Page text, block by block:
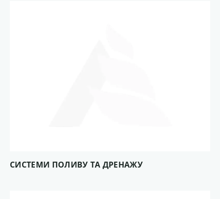
СИСТЕМИ ПОЛИВУ ТА ДРЕНАЖУ